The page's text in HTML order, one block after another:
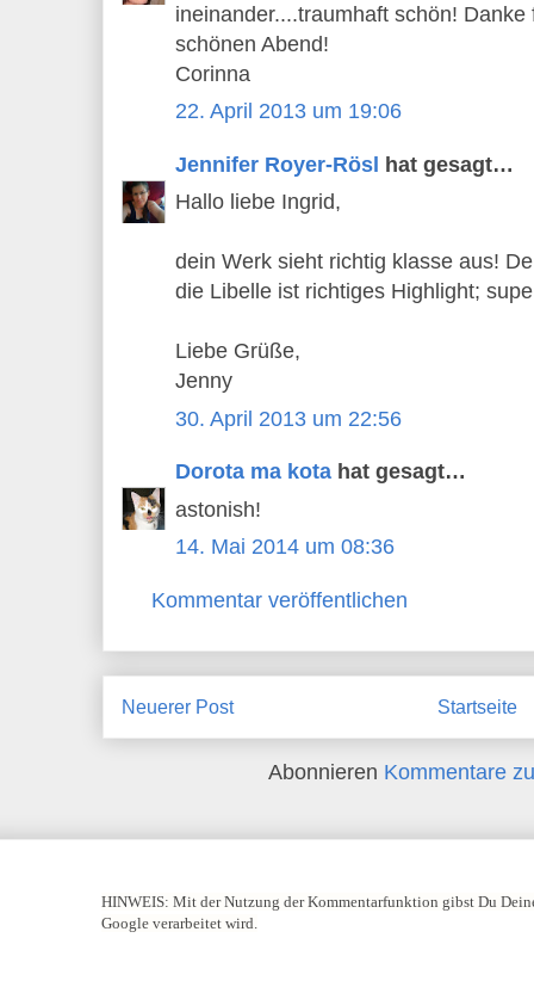
ineinander....traumhaft schön!
schönen Abend!
Corinna
22. April 2013 um 19:06
Jennifer Royer-Rösl hat gesagt…
Hallo liebe Ingrid,
dein Werk sieht richtig klasse aus!
die Libelle ist richtiges Highlight;
Liebe Grüße,
Jenny
30. April 2013 um 22:56
Dorota ma kota hat gesagt…
astonish!
14. Mai 2014 um 08:36
Kommentar veröffentlichen
Neuerer Post Startseite
Abonnieren Kommentare
HINWEIS: Mit der Nutzung der Kommentarfunktion gibst Du
Google verarbeitet wird.